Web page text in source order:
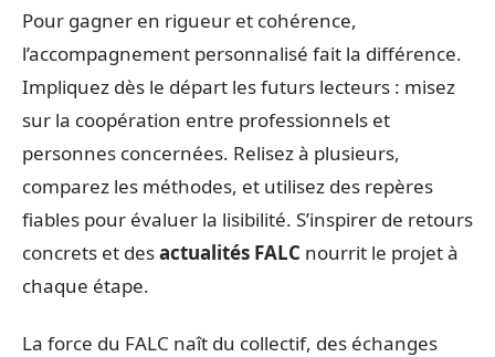
Pour gagner en rigueur et cohérence,
l’accompagnement personnalisé fait la différence.
Impliquez dès le départ les futurs lecteurs : misez
sur la coopération entre professionnels et
personnes concernées. Relisez à plusieurs,
comparez les méthodes, et utilisez des repères
fiables pour évaluer la lisibilité. S’inspirer de retours
concrets et desactualités FALC nourrit le projet à
chaque étape.
La force du FALC naît du collectif, des échanges